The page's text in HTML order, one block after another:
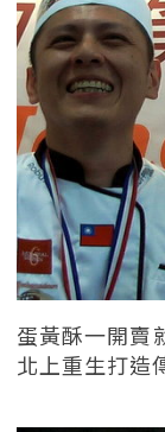
蛋黃酥一開賣
北上重生打造